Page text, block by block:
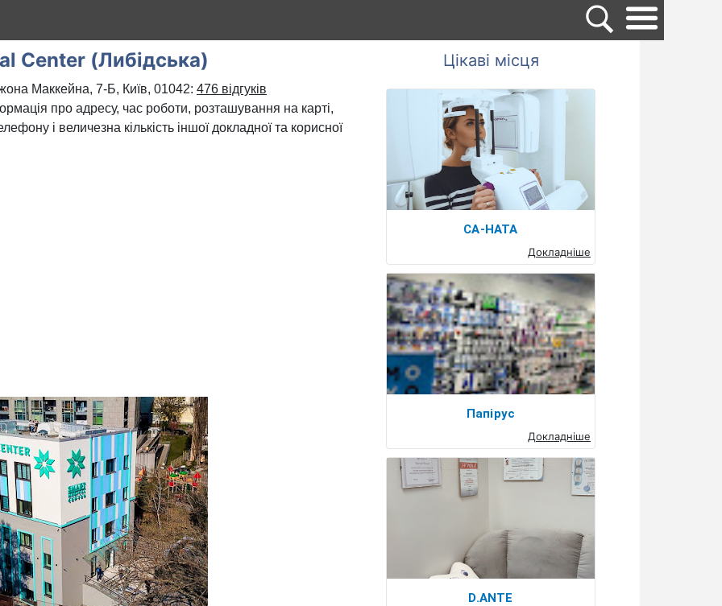
Center (Либідська)
Маккейна, 7-Б, Київ, 01042: 476 відгуків
про адресу, час роботи, розташування на карті,
і величезна кількість іншої докладної та корисної
Цікаві місця
СА-НАТА
Докладніше
Папірус
Докладніше
D.ANTE